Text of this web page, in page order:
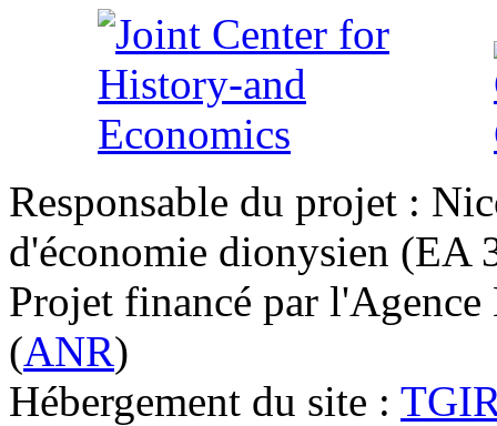
Responsable du projet :
d'économie dionysien
Projet financé par l'Agence
(ANR)
Hébergement du site :